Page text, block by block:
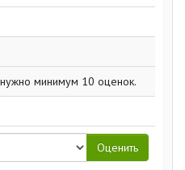
минимум 10 оценок.